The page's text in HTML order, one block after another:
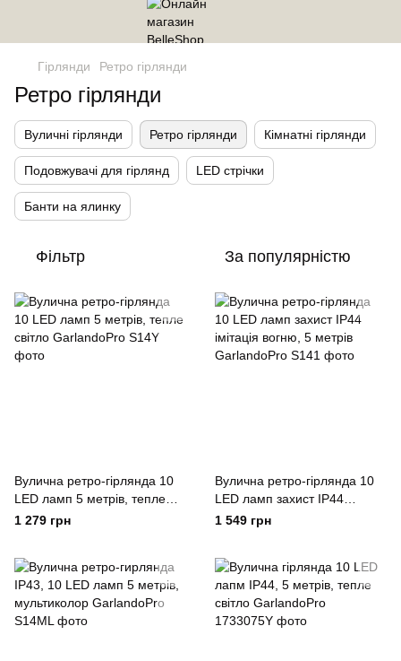
Гірлянди Ретро гірлянди
Ретро гірлянди
Вуличні гірлянди Ретро гірлянди Кімнатні гірлянди
Подовжувачі для гірлянд LED стрічки
Банти на ялинку
Фільтр За популярністю
Вулична ретро-гірлянда 10
LED ламп 5 метрів, тепле
світло GarlandoPro
1 279 грн
Вулична ретро-гірлянда 10
LED ламп захист IP44
імітація вогню, 5 метрів
1 549 грн